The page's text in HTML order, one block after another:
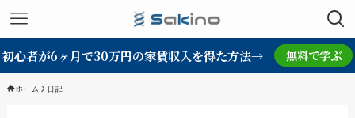
初心者が6ヶ月で30万円の家賃収入を得た方法→ 無料で学ぶ
ホーム 日記